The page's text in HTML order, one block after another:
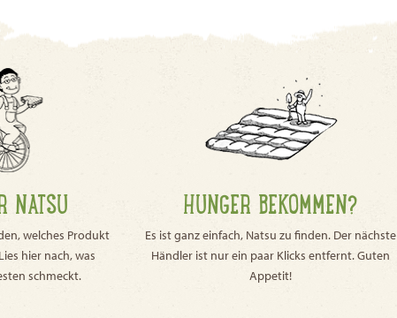
NATSU
welches Produkt
hier nach, was
schmeckt.
HUNGER BEKOMMEN?
Es ist ganz einfach, Natsu zu finden. Der nächste
Händler ist nur ein paar Klicks entfernt. Guten
Appetit!